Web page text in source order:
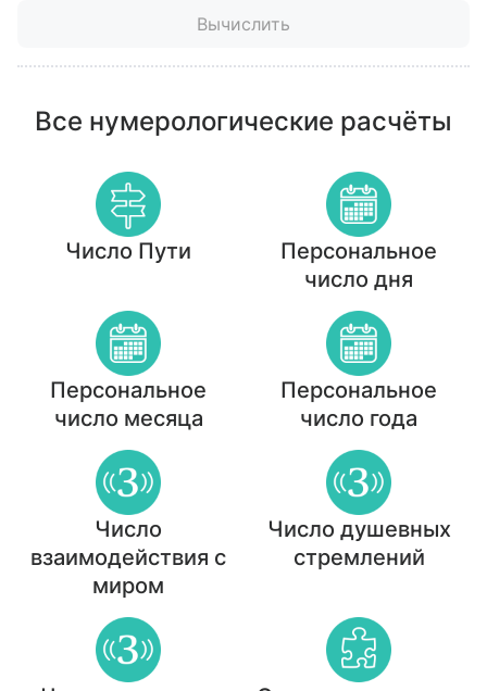
Вычислить
Все нумерологические расчёты
Число Пути
Персональное
число дня
Персональное
число месяца
Персональное
число года
Число
взаимодействия с
миром
Число душевных
стремлений